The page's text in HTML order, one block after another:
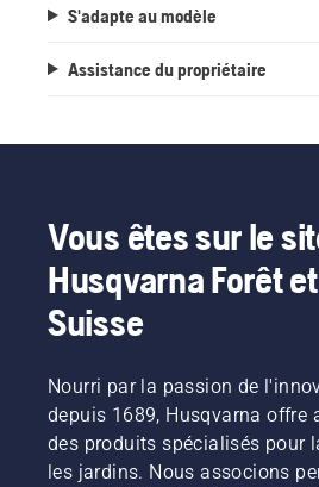
S'adapte au modèle
Assistance du propriétaire
Vous êtes sur le
Husqvarna Forêt
Suisse
Nourri par la passion de
depuis 1689, Husqvarna offre
des produits spécialisés pour
les jardins. Nous associons